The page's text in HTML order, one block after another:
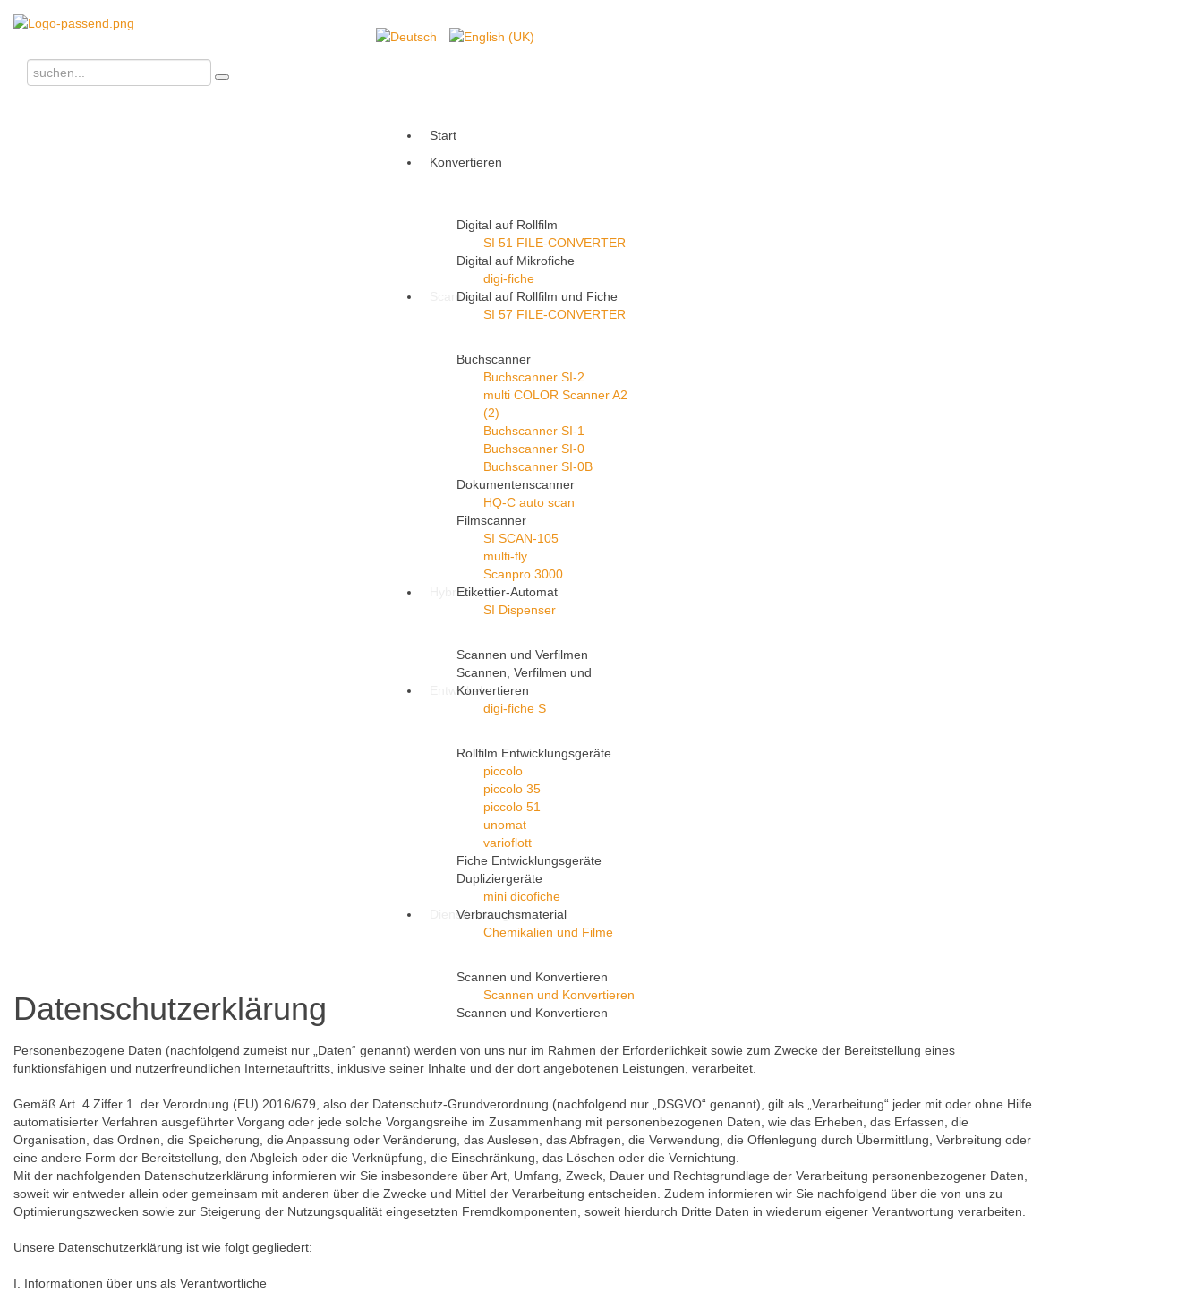
Start
Konvertieren
Digital auf Rollfilm
SI 51 FILE-CONVERTER
Digital auf Mikrofiche
digi-fiche
Digital auf Rollfilm und Fiche
SI 57 FILE-CONVERTER
Scannen
Buchscanner
Buchscanner SI-2
multi COLOR Scanner A2
(2)
Buchscanner SI-1
Buchscanner SI-0
Buchscanner SI-0B
Dokumentenscanner
HQ-C auto scan
Filmscanner
SI SCAN-105
multi-fly
Scanpro 3000
Etikettier-Automat
SI Dispenser
Hybrid
Scannen und Verfilmen
Scannen, Verfilmen und
Konvertieren
digi-fiche S
Entwickeln
Rollfilm Entwicklungsgeräte
piccolo
piccolo 35
piccolo 51
unomat
varioflott
Fiche Entwicklungsgeräte
Dupliziergeräte
mini dicofiche
Verbrauchsmaterial
Chemikalien und Filme
Dienstleistungen
Scannen und Konvertieren
Scannen und Konvertieren
Scannen und Konvertieren
Datenschutzerklärung
Personenbezogene Daten (nachfolgend zumeist nur „Daten“ genannt) werden von uns nur im Rahmen der Erforderlichkeit sowie zum Zwecke der Bereitstellung eines
funktionsfähigen und nutzerfreundlichen Internetauftritts, inklusive seiner Inhalte und der dort angebotenen Leistungen, verarbeitet.
Gemäß Art. 4 Ziffer 1. der Verordnung (EU) 2016/679, also der Datenschutz-Grundverordnung (nachfolgend nur „DSGVO“ genannt), gilt als „Verarbeitung“ jeder mit oder ohne Hilfe
automatisierter Verfahren ausgeführter Vorgang oder jede solche Vorgangsreihe im Zusammenhang mit personenbezogenen Daten, wie das Erheben, das Erfassen, die
Organisation, das Ordnen, die Speicherung, die Anpassung oder Veränderung, das Auslesen, das Abfragen, die Verwendung, die Offenlegung durch Übermittlung, Verbreitung oder
eine andere Form der Bereitstellung, den Abgleich oder die Verknüpfung, die Einschränkung, das Löschen oder die Vernichtung.
Mit der nachfolgenden Datenschutzerklärung informieren wir Sie insbesondere über Art, Umfang, Zweck, Dauer und Rechtsgrundlage der Verarbeitung personenbezogener Daten,
soweit wir entweder allein oder gemeinsam mit anderen über die Zwecke und Mittel der Verarbeitung entscheiden. Zudem informieren wir Sie nachfolgend über die von uns zu
Optimierungszwecken sowie zur Steigerung der Nutzungsqualität eingesetzten Fremdkomponenten, soweit hierdurch Dritte Daten in wiederum eigener Verantwortung verarbeiten.
Unsere Datenschutzerklärung ist wie folgt gegliedert:
I. Informationen über uns als Verantwortliche